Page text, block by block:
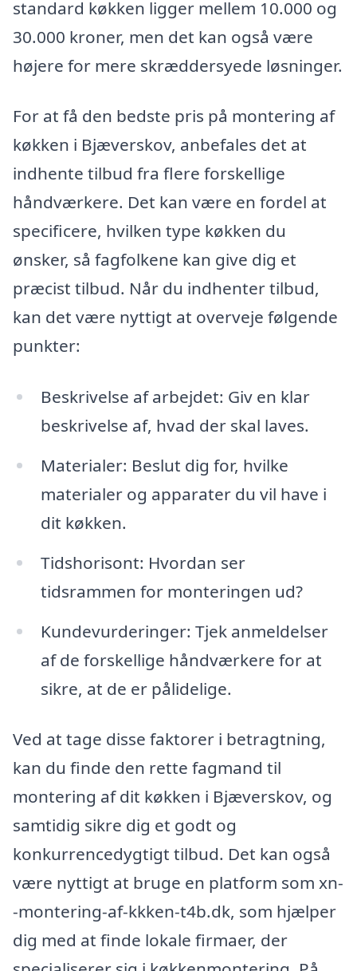
standard køkken ligger mellem 10.000 og
30.000 kroner, men det kan også være
højere for mere skræddersyede løsninger.
For at få den bedste pris på montering af
køkken i Bjæverskov, anbefales det at
indhente tilbud fra flere forskellige
håndværkere. Det kan være en fordel at
specificere, hvilken type køkken du
ønsker, så fagfolkene kan give dig et
præcist tilbud. Når du indhenter tilbud,
kan det være nyttigt at overveje følgende
punkter:
Beskrivelse af arbejdet: Giv en klar
beskrivelse af, hvad der skal laves.
Materialer: Beslut dig for, hvilke
materialer og apparater du vil have i
dit køkken.
Tidshorisont: Hvordan ser
tidsrammen for monteringen ud?
Kundevurderinger: Tjek anmeldelser
af de forskellige håndværkere for at
sikre, at de er pålidelige.
Ved at tage disse faktorer i betragtning,
kan du finde den rette fagmand til
montering af dit køkken i Bjæverskov, og
samtidig sikre dig et godt og
konkurrencedygtigt tilbud. Det kan også
være nyttigt at bruge en platform som xn-
-montering-af-kkken-t4b.dk, som hjælper
dig med at finde lokale firmaer, der